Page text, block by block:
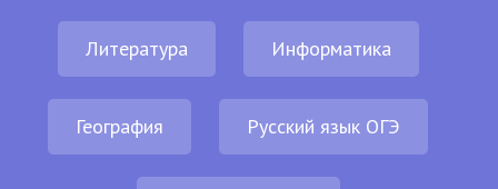
Литература Информатика
География Русский язык ОГЭ